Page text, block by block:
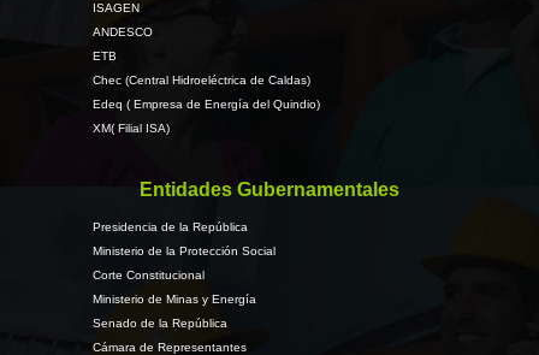
ISAGEN
ANDESCO
ETB
Chec (Central Hidroeléctrica de Caldas)
Edeq ( Empresa de Energía del Quindio)
XM( Filial ISA)
Entidades Gubernamentales
Presidencia de la República
Ministerio de la Protección Social
Corte Constitucional
Ministerio de Minas y Energía
Senado de la República
Cámara de Representantes